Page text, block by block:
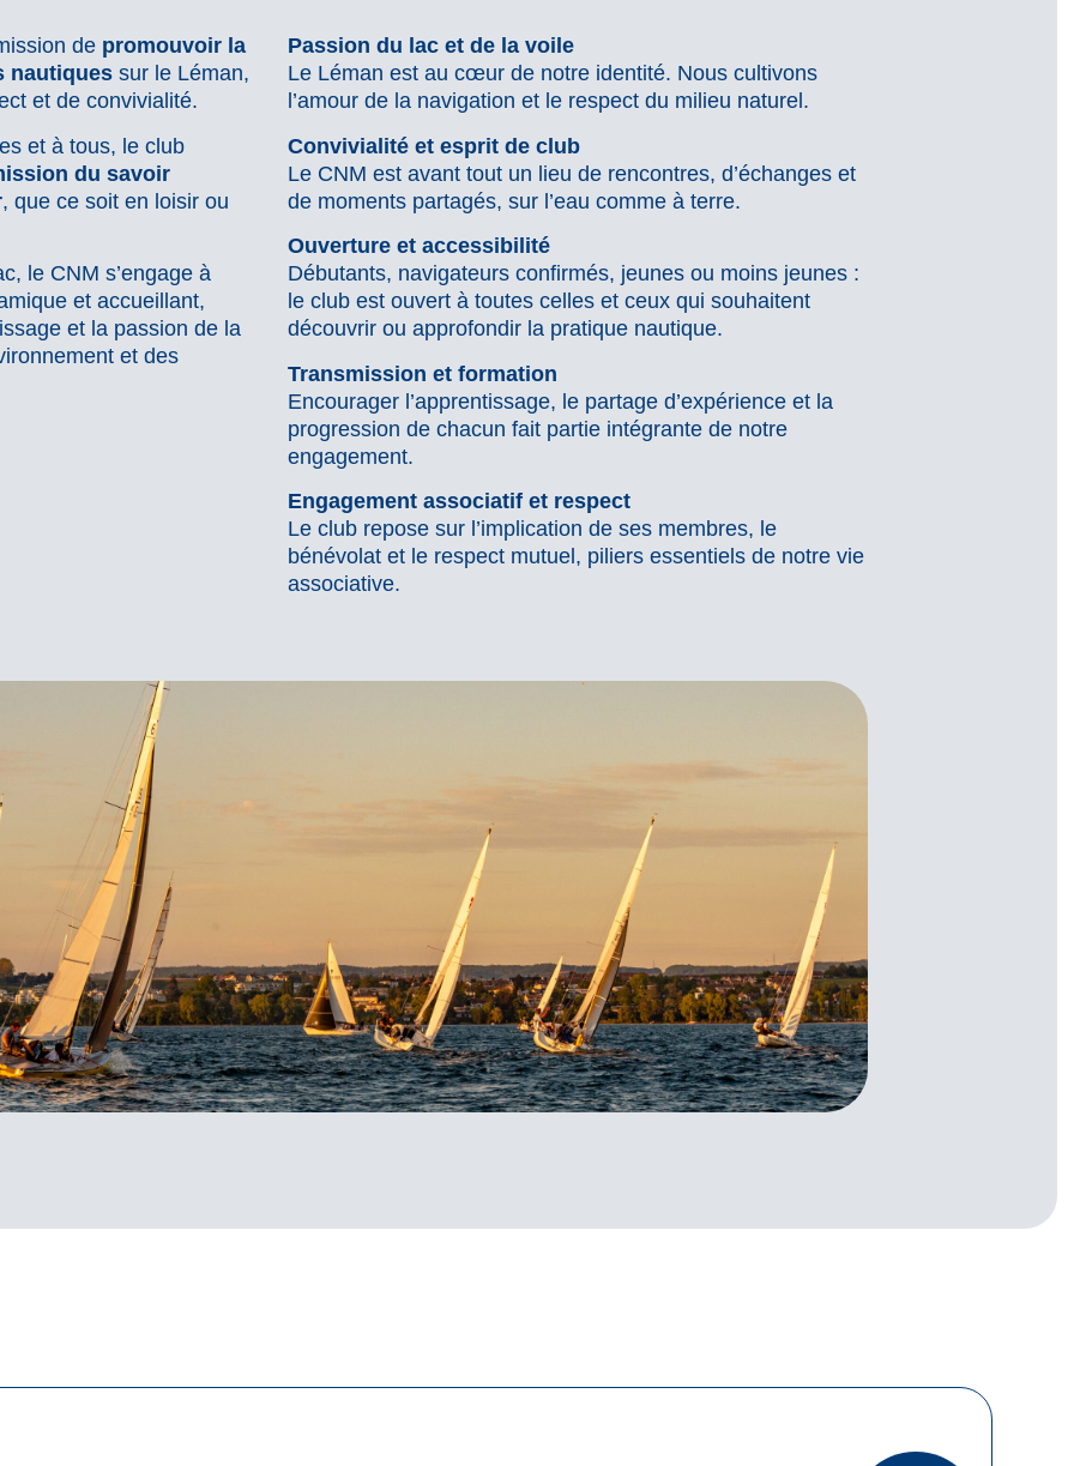
de promouvoir la
nautiquessur le Léman,
et de convivialité.
et à tous, le club
du savoir
, que ce soit en loisir ou
le CNM s’engage à
et accueillant,
et la passion de la
et des
Passion du lac et de la voile
Le Léman est au cœur de notre identité. Nous cultivons
l’amour de la navigation et le respect du milieu naturel.
Convivialité et esprit de club
Le CNM est avant tout un lieu de rencontres, d’échanges et
de moments partagés, sur l’eau comme à terre.
Ouverture et accessibilité
Débutants, navigateurs confirmés, jeunes ou moins jeunes :
le club est ouvert à toutes celles et ceux qui souhaitent
découvrir ou approfondir la pratique nautique.
Transmission et formation
Encourager l’apprentissage, le partage d’expérience et la
progression de chacun fait partie intégrante de notre
engagement.
Engagement associatif et respect
Le club repose sur l’implication de ses membres, le
bénévolat et le respect mutuel, piliers essentiels de notre vie
associative.